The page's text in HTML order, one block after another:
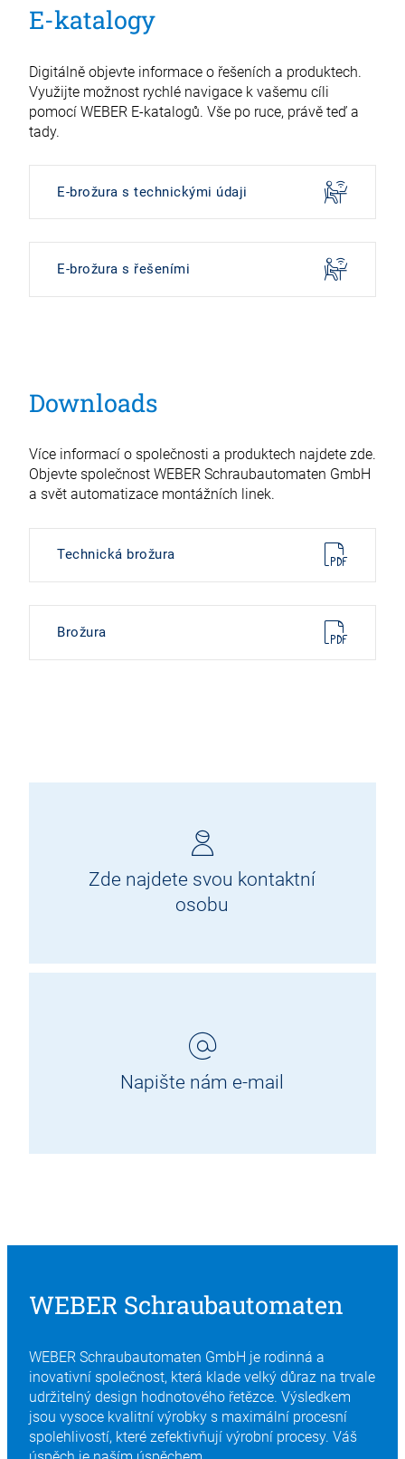
E-katalogy
Digitálně objevte informace o řešeních a produktech.
Využijte možnost rychlé navigace k vašemu cíli
pomocí WEBER E-katalogů. Vše po ruce, právě teď a
tady.
E-brožura s technickými údaji
E-brožura s řešeními
Downloads
Více informací o společnosti a produktech najdete zde.
Objevte společnost WEBER Schraubautomaten GmbH
a svět automatizace montážních linek.
Technická brožura
Brožura
Zde najdete svou kontaktní
osobu
Napište nám e-mail
WEBER Schraubautomaten
WEBER Schraubautomaten GmbH je rodinná a
inovativní společnost, která klade velký důraz na trvale
udržitelný design hodnotového řetězce. Výsledkem
jsou vysoce kvalitní výrobky s maximální procesní
spolehlivostí, které zefektivňují výrobní procesy. Váš